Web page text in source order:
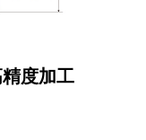
度加工